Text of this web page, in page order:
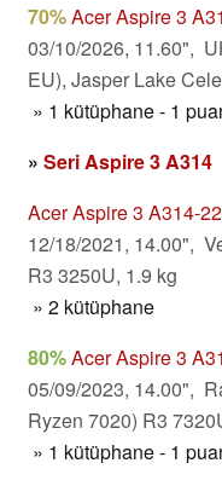
70%Acer Aspire 3
03/10/2026, 11.60",
EU), Jasper Lake
» 1 kütüphane - 1
» Seri Aspire 3 A314
Acer Aspire 3 A314-
12/18/2021, 14.00",
R3 3250U, 1.9 kg
» 2 kütüphane
80%Acer Aspire 3
05/09/2023, 14.00",
Ryzen 7020) R3
» 1 kütüphane - 1